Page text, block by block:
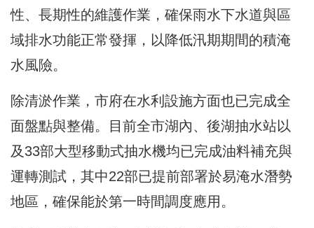
性、長期性的維護作業，確保雨水下水道與區
域排水功能正常發揮，以降低汛期期間的積淹
水風險。
除清淤作業，市府在水利設施方面也已完成全
面盤點與整備。目前全市湖內、後湖抽水站以
及33部大型移動式抽水機均已完成油料補充與
運轉測試，其中22部已提前部署於易淹水潛勢
地區，確保能於第一時間調度應用。